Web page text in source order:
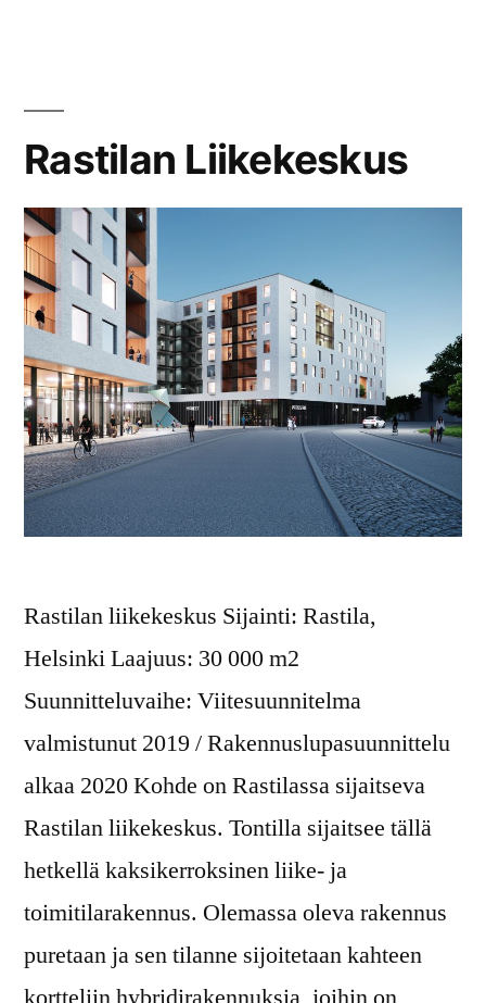
Rastilan Liikekeskus
Rastilan liikekeskus Sijainti: Rastila,
Helsinki Laajuus: 30 000 m2
Suunnitteluvaihe: Viitesuunnitelma
valmistunut 2019 / Rakennuslupasuunnittelu
alkaa 2020 Kohde on Rastilassa sijaitseva
Rastilan liikekeskus. Tontilla sijaitsee tällä
hetkellä kaksikerroksinen liike- ja
toimitilarakennus. Olemassa oleva rakennus
puretaan ja sen tilanne sijoitetaan kahteen